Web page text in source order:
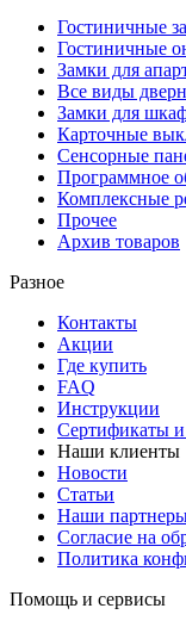
Гостиничные
Гостиничные
Замки для
Все виды
Замки для
Карточные
Сенсорные
Программное
Комплексные
Прочее
Архив товаров
Разное
Контакты
Акции
Где купить
FAQ
Инструкции
Сертификаты и
Наши клиенты
Новости
Статьи
Наши
Согласие на
Политика
Помощь и сервисы